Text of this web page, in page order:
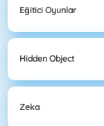
Eğitici Oyunlar
Hidden Object
Zeka